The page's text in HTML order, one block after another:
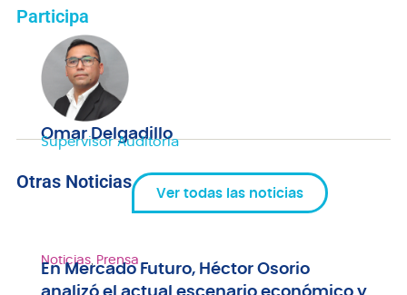
Participa
Omar Delgadillo
Supervisor Auditoría
Otras Noticias
Ver todas las noticias
Noticias, Prensa
En Mercado Futuro, Héctor Osorio